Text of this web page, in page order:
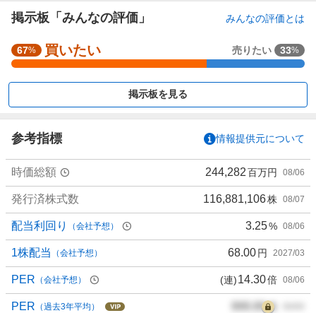
掲示板「みんなの評価」 みんなの評価とは
強
く
買
6
6
.
6
7
%
、
買
い
た
い
67% 買いたい 売りたい 33%
掲示板を見る
参考指標 情報提供元について
時価総額 244,282百万円 08/06
発行済株式数 116,881,106株 08/07
配当利回り （会社予想） 3.25% 08/06
1株配当 （会社予想） 68.00円 2027/03
PER （会社予想） (連)14.30倍 08/06
PER （過去3年平均） 000.00倍